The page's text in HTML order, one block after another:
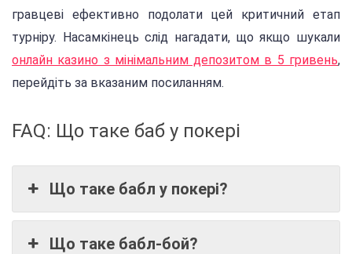
гравцеві ефективно подолати цей критичний етап
турніру. Насамкінець слід нагадати, що якщо шукали
онлайн казино з мінімальним депозитом в 5 гривень,
перейдіть за вказаним посиланням.
FAQ: Що таке баб у покері
Що таке бабл у покері?
Що таке бабл-бой?